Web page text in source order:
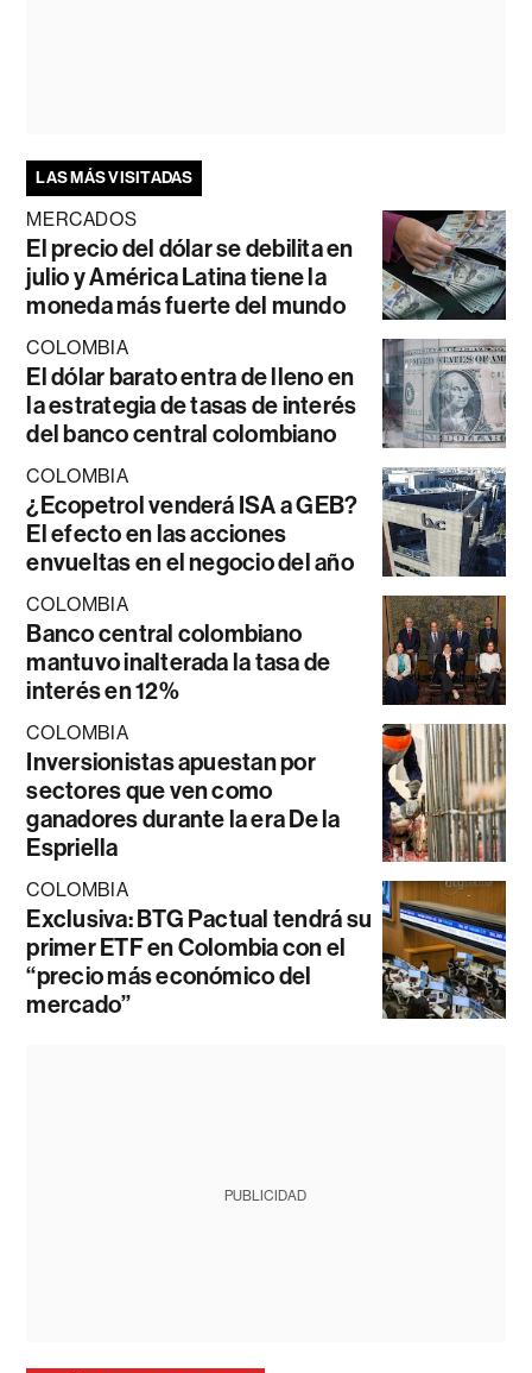
LAS MÁS VISITADAS
MERCADOS
El precio del dólar se debilita en
julio y América Latina tiene la
moneda más fuerte del mundo
COLOMBIA
El dólar barato entra de lleno en
la estrategia de tasas de interés
del banco central colombiano
COLOMBIA
¿Ecopetrol venderá ISA a GEB?
El efecto en las acciones
envueltas en el negocio del año
COLOMBIA
Banco central colombiano
mantuvo inalterada la tasa de
interés en 12%
COLOMBIA
Inversionistas apuestan por
sectores que ven como
ganadores durante la era De la
Espriella
COLOMBIA
Exclusiva: BTG Pactual tendrá su
primer ETF en Colombia con el
“precio más económico del
mercado”
PUBLICIDAD